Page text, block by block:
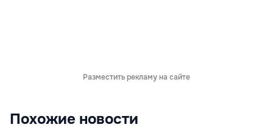
Разместить рекламу на сайте
Похожие новости